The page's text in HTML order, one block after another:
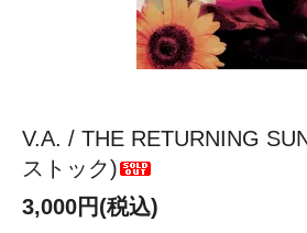
V.A. / THE RETURNING
ストック)
3,000円(税込)